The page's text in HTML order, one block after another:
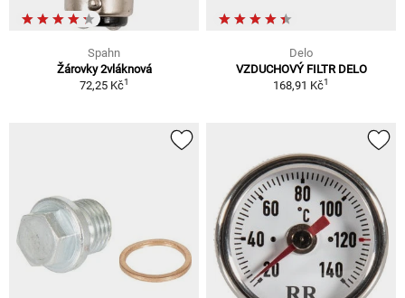
Spahn
Žárovky 2vláknová
72,25 Kč1
Delo
VZDUCHOVÝ FILTR DELO
168,91 Kč1